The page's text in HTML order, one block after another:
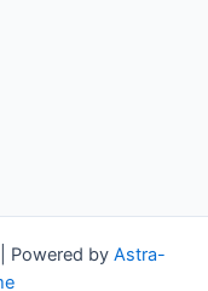
Powered by Astra-